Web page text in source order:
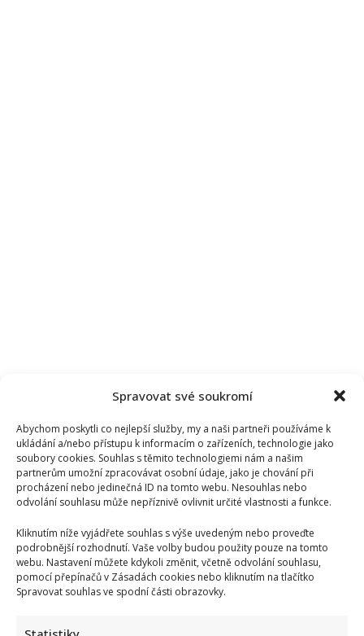
Spravovat své soukromí
Abychom poskytli co nejlepší služby, my a naši partneři používáme k
ukládání a/nebo přístupu k informacím o zařízeních, technologie jako
soubory cookies. Souhlas s těmito technologiemi nám a našim
partnerům umožní zpracovávat osobní údaje, jako je chování při
procházení nebo jedinečná ID na tomto webu. Nesouhlas nebo
odvolání souhlasu může nepříznivě ovlivnit určité vlastnosti a funkce.
Kliknutím níže vyjádřete souhlas s výše uvedeným nebo proveďte
podrobnější rozhodnutí. Vaše volby budou použity pouze na tomto
webu. Nastavení můžete kdykoli změnit, včetně odvolání souhlasu,
pomocí přepínačů v Zásadách cookies nebo kliknutím na tlačítko
Spravovat souhlas ve spodní části obrazovky.